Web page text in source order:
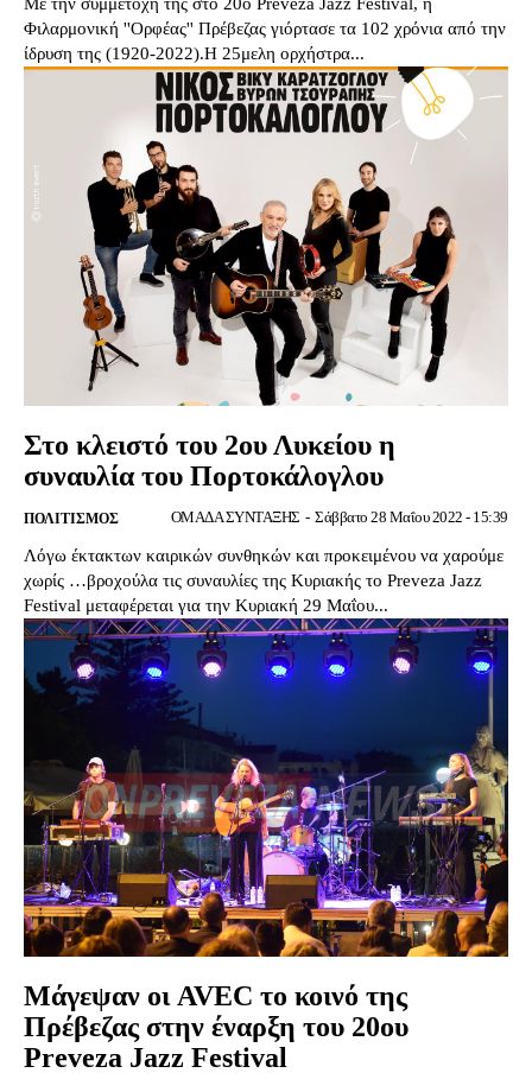
Φιλαρμονική ''Ορφέας'' Πρέβεζας γιόρτασε τα 102 χρόνια από την
ίδρυση της (1920-2022).Η 25μελη ορχήστρα...
Στο κλειστό του 2ου Λυκείου η
συναυλία του Πορτοκάλογλου
ΠΟΛΙΤΙΣΜΌΣ ΟΜΑΔΑ ΣΥΝΤΑΞΗΣ - Σάββατο 28 Μαΐου 2022 - 15:39
Λόγω έκτακτων καιρικών συνθηκών και προκειμένου να χαρούμε
χωρίς …βροχούλα τις συναυλίες της Κυριακής το Preveza Jazz
Festival μεταφέρεται για την Κυριακή 29 Μαΐου...
Μάγεψαν οι AVEC το κοινό της
Πρέβεζας στην έναρξη του 20ου
Preveza Jazz Festival